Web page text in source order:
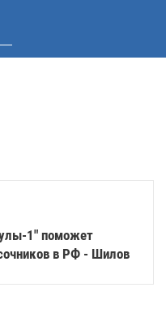
1" поможет
в РФ - Шилов